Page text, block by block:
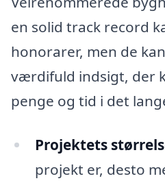
en solid track record
honorarer, men de
værdifuld indsigt, der
penge og tid i det
Projektets
projekt er, desto